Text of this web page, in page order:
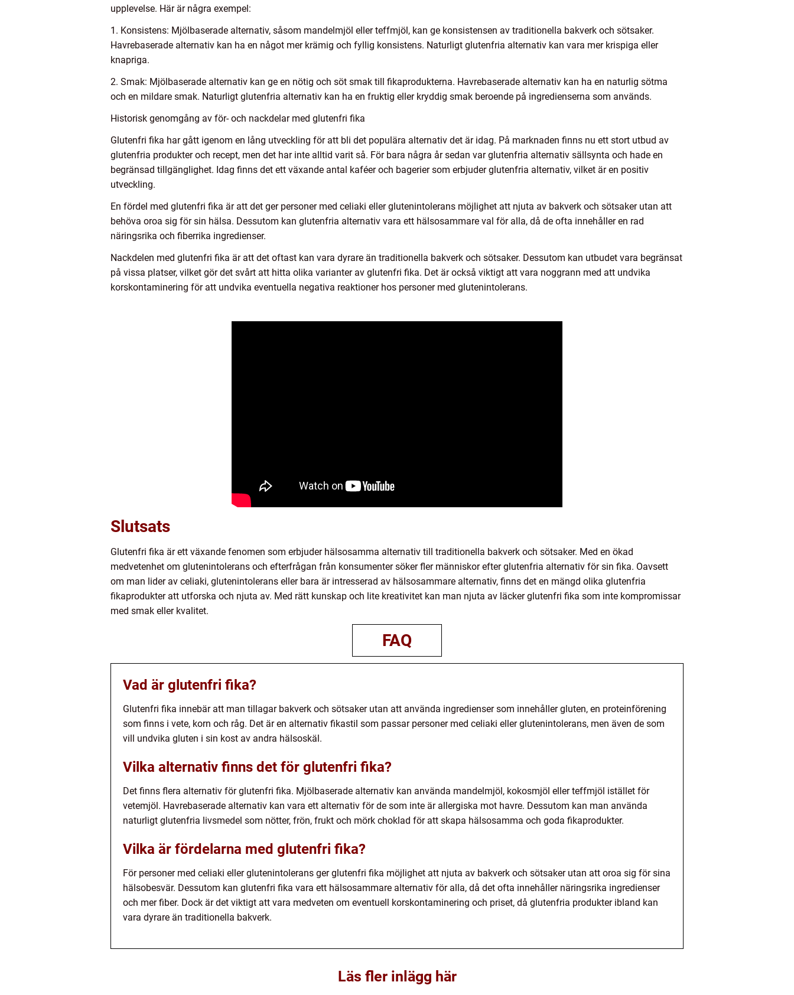
upplevelse. Här är några exempel:
1. Konsistens: Mjölbaserade alternativ, såsom mandelmjöl eller teffmjöl, kan ge konsistensen av traditionella bakverk och sötsaker.
Havrebaserade alternativ kan ha en något mer krämig och fyllig konsistens. Naturligt glutenfria alternativ kan vara mer krispiga eller
knapriga.
2. Smak: Mjölbaserade alternativ kan ge en nötig och söt smak till fikaprodukterna. Havrebaserade alternativ kan ha en naturlig sötma
och en mildare smak. Naturligt glutenfria alternativ kan ha en fruktig eller kryddig smak beroende på ingredienserna som används.
Historisk genomgång av för- och nackdelar med glutenfri fika
Glutenfri fika har gått igenom en lång utveckling för att bli det populära alternativ det är idag. På marknaden finns nu ett stort utbud av
glutenfria produkter och recept, men det har inte alltid varit så. För bara några år sedan var glutenfria alternativ sällsynta och hade en
begränsad tillgänglighet. Idag finns det ett växande antal kaféer och bagerier som erbjuder glutenfria alternativ, vilket är en positiv
utveckling.
En fördel med glutenfri fika är att det ger personer med celiaki eller glutenintolerans möjlighet att njuta av bakverk och sötsaker utan att
behöva oroa sig för sin hälsa. Dessutom kan glutenfria alternativ vara ett hälsosammare val för alla, då de ofta innehåller en rad
näringsrika och fiberrika ingredienser.
Nackdelen med glutenfri fika är att det oftast kan vara dyrare än traditionella bakverk och sötsaker. Dessutom kan utbudet vara begränsat
på vissa platser, vilket gör det svårt att hitta olika varianter av glutenfri fika. Det är också viktigt att vara noggrann med att undvika
korskontaminering för att undvika eventuella negativa reaktioner hos personer med glutenintolerans.
Slutsats
Glutenfri fika är ett växande fenomen som erbjuder hälsosamma alternativ till traditionella bakverk och sötsaker. Med en ökad
medvetenhet om glutenintolerans och efterfrågan från konsumenter söker fler människor efter glutenfria alternativ för sin fika. Oavsett
om man lider av celiaki, glutenintolerans eller bara är intresserad av hälsosammare alternativ, finns det en mängd olika glutenfria
fikaprodukter att utforska och njuta av. Med rätt kunskap och lite kreativitet kan man njuta av läcker glutenfri fika som inte kompromissar
med smak eller kvalitet.
FAQ
Vad är glutenfri fika?
Glutenfri fika innebär att man tillagar bakverk och sötsaker utan att använda ingredienser som innehåller gluten, en proteinförening
som finns i vete, korn och råg. Det är en alternativ fikastil som passar personer med celiaki eller glutenintolerans, men även de som
vill undvika gluten i sin kost av andra hälsoskäl.
Vilka alternativ finns det för glutenfri fika?
Det finns flera alternativ för glutenfri fika. Mjölbaserade alternativ kan använda mandelmjöl, kokosmjöl eller teffmjöl istället för
vetemjöl. Havrebaserade alternativ kan vara ett alternativ för de som inte är allergiska mot havre. Dessutom kan man använda
naturligt glutenfria livsmedel som nötter, frön, frukt och mörk choklad för att skapa hälsosamma och goda fikaprodukter.
Vilka är fördelarna med glutenfri fika?
För personer med celiaki eller glutenintolerans ger glutenfri fika möjlighet att njuta av bakverk och sötsaker utan att oroa sig för sina
hälsobesvär. Dessutom kan glutenfri fika vara ett hälsosammare alternativ för alla, då det ofta innehåller näringsrika ingredienser
och mer fiber. Dock är det viktigt att vara medveten om eventuell korskontaminering och priset, då glutenfria produkter ibland kan
vara dyrare än traditionella bakverk.
Läs fler inlägg här